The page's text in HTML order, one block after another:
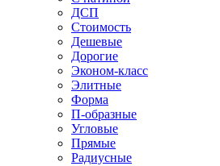
ДСП
Стоимость
Дешевые
Дорогие
Эконом-класс
Элитные
Форма
П-образные
Угловые
Прямые
Радиусные